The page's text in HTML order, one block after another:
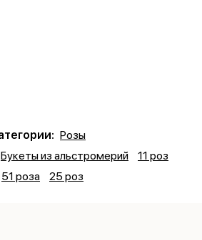
Розы
Букеты из альстромерий
11 роз
51 роза 25 роз